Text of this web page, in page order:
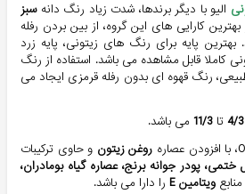
الیو با دیگر برندها، شدت زیاد رنگ دانهسبز
کارایی های این گروه، از بین بردن رفله
پایه برای رنگ های زیتونی، پایه زرد
کاملا قابل مشاهده می باشد. استفاده از رنگ
رنگ قهوه ای بدون رفله قرمزی ایجاد می
4/3 تا 11/3 می باشد.
روغن زیتون و حاوی ترکیبات
ختمی، پودر جوانه برنج، عصاره گیاه بومادران،
ویتامین E
را دارا می باشد.